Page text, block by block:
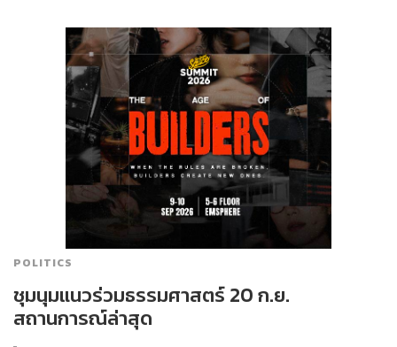
POLITICS
ชุมนุมแนวร่วมธรรมศาสตร์ 20 ก.ย.
สถานการณ์ล่าสุด